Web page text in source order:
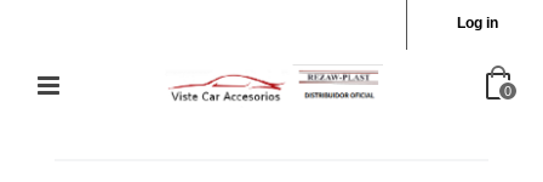
Log in
0